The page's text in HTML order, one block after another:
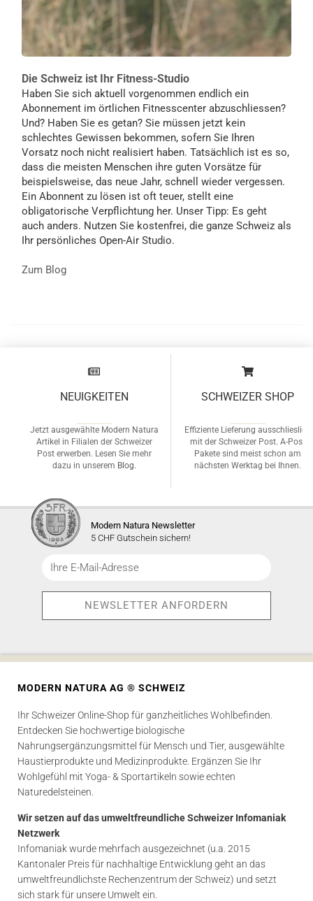
Die Schweiz ist Ihr Fitness-Studio
Haben Sie sich aktuell vorgenommen endlich ein
Abonnement im örtlichen Fitnesscenter abzuschliessen?
Und? Haben Sie es getan? Sie müssen jetzt kein
schlechtes Gewissen bekommen, sofern Sie Ihren
Vorsatz noch nicht realisiert haben. Tatsächlich ist es so,
dass die meisten Menschen ihre guten Vorsätze für
beispielsweise, das neue Jahr, schnell wieder vergessen.
Ein Abonnent zu lösen ist oft teuer, stellt eine
obligatorische Verpflichtung her. Unser Tipp: Es geht
auch anders. Nutzen Sie kostenfrei, die ganze Schweiz als
Ihr persönliches Open-Air Studio.
Zum Blog
NEUIGKEITEN
Jetzt ausgewählte Modern Natura
Artikel in Filialen der Schweizer
Post erwerben. Lesen Sie mehr
dazu in unserem Blog.
SCHWEIZER SHOP
Effiziente Lieferung ausschlieslich
mit der Schweizer Post. A-Post
Pakete sind meist schon am
nächsten Werktag bei Ihnen.
Modern Natura Newsletter
5 CHF Gutschein sichern!
MODERN NATURA AG ® SCHWEIZ
Ihr Schweizer Online-Shop für ganzheitliches Wohlbefinden.
Entdecken Sie hochwertige biologische
Nahrungsergänzungsmittel für Mensch und Tier, ausgewählte
Haustierprodukte und Medizinprodukte. Ergänzen Sie Ihr
Wohlgefühl mit Yoga- & Sportartikeln sowie echten
Naturedelsteinen.
Wir setzen auf das umweltfreundliche Schweizer Infomaniak
Netzwerk
Infomaniak wurde mehrfach ausgezeichnet (u.a. 2015
Kantonaler Preis für nachhaltige Entwicklung geht an das
umweltfreundlichste Rechenzentrum der Schweiz) und setzt
sich stark für unsere Umwelt ein.